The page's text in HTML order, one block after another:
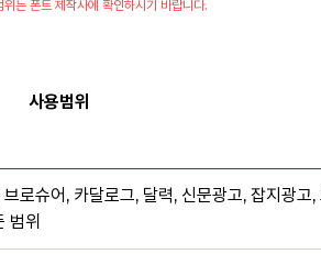
는 폰트 제작사에 확인하시기 바랍니다.
사용범위
로슈어, 카달로그, 달력, 신문광고, 잡지광고,
범위